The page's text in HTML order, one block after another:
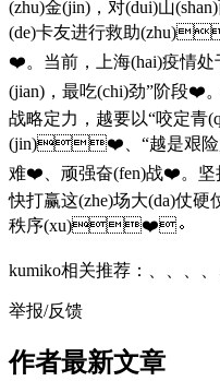
(zhu)金(jin)，对(dui)山
(de)卡友进行救助
❤️。当前，上海(hai)疫情
(jian)，最吃(chi)劲”阶段
战略定力，越要以“咬定青
(jin)❤️、“越是艰险
难❤️、顽强奋(fen)战
快打赢这(zhe)场大(da)仗硬
秩序(xu)❤️。
kumiko相关推荐：、、、、
举报/反馈
作者最新文章